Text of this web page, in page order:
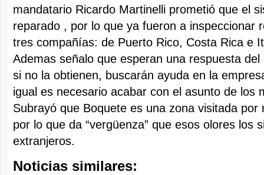
mandatario Ricardo Martinelli prometió que el
reparado , por lo que ya fueron a inspeccionar
tres compañías: de Puerto Rico, Costa Rica e
Ademas señalo que esperan una respuesta
si no la obtienen, buscarán ayuda en la
igual es necesario acabar con el asunto de los
Subrayó que Boquete es una zona visitada por
por lo que da “vergüenza” que esos olores los
extranjeros.
Noticias similares: